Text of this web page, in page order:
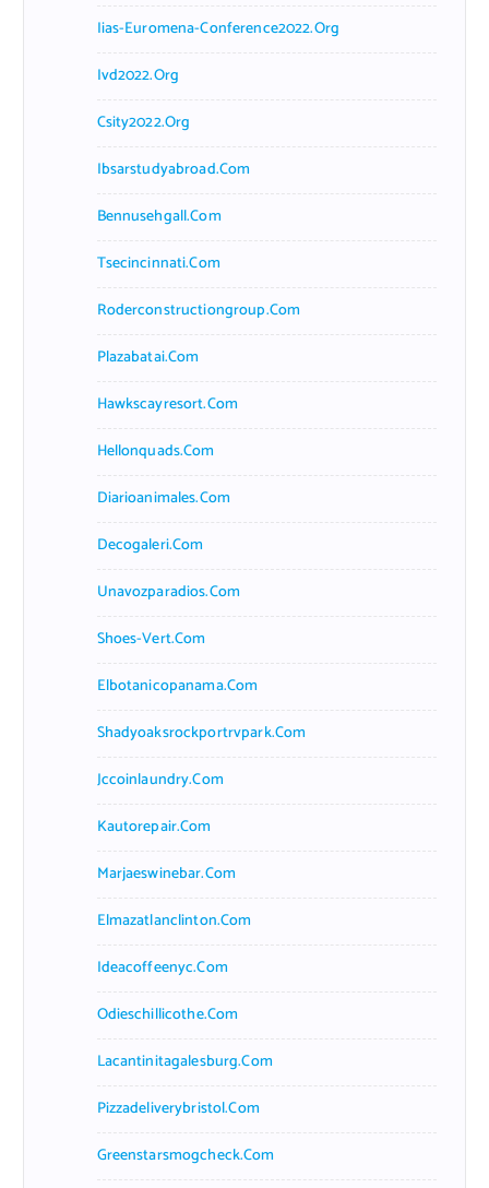
Iias-Euromena-Conference2022.org
Ivd2022.org
Csity2022.org
Ibsarstudyabroad.com
Bennusehgall.com
Tsecincinnati.com
Roderconstructiongroup.com
Plazabatai.com
Hawkscayresort.com
Hellonquads.com
Diarioanimales.com
Decogaleri.com
Unavozparadios.com
Shoes-Vert.com
Elbotanicopanama.com
Shadyoaksrockportrvpark.com
Jccoinlaundry.com
Kautorepair.com
Marjaeswinebar.com
Elmazatlanclinton.com
Ideacoffeenyc.com
Odieschillicothe.com
Lacantinitagalesburg.com
Pizzadeliverybristol.com
Greenstarsmogcheck.com